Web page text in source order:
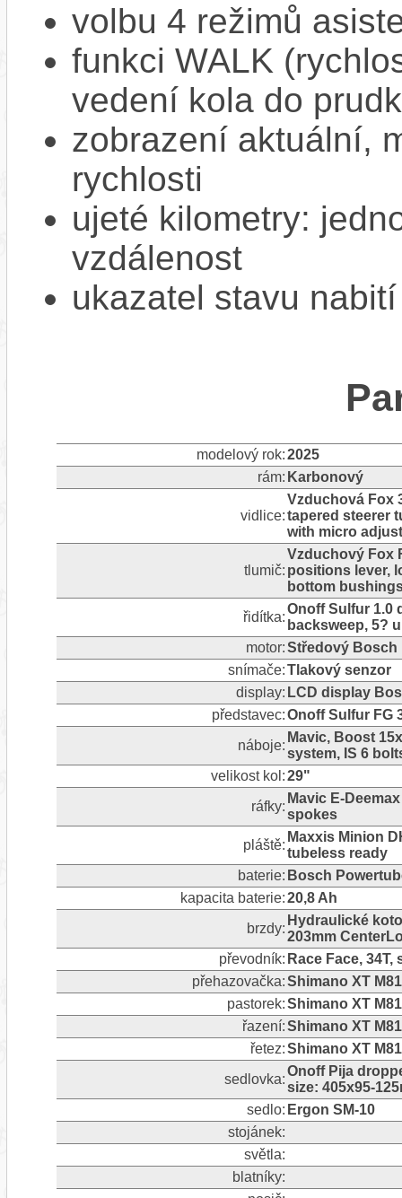
volbu 4 režimů
funkci WALK
vedení kola do
zobrazení aktuální,
rychlosti
ujeté kilometry:
vzdálenost
ukazatel stavu
modelový rok:2025
rám: Karbonový
vidlice:
Vzduchová Fox
tapered steerer
with micro
tlumič:
Vzduchový Fox
positions lever,
bottom
řidítka:
Onoff Sulfur 1.0
backsweep, 5?
motor:Středový Bosch
snímače:Tlakový senzor
display: LCD display
představec:Onoff Sulfur FG
náboje:
Mavic, Boost
system, IS 6
velikost kol:29"
ráfky:
Mavic E-
spokes
pláště:
Maxxis Minion
tubeless ready
baterie: Bosch
kapacita baterie:20,8 Ah
brzdy:
Hydraulické
203mm
převodník: Race Face,
přehazovačka:Shimano XT
pastorek:Shimano XT
řazení:Shimano XT
řetez:Shimano XT
sedlovka:
Onoff Pija
size: 405x95-
sedlo: Ergon SM-10
stojánek:
světla:
blatníky: